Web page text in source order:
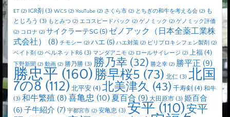
ET (2) IGR剤 (3) WCS (2) YouTube (2) さくら市 (2) とちぎの和牛を考える会 (2) も
とじろう (3) もとみつ (2) エコスピードパック (2) ゲノミック (2) ゲノミック評価
(2) コロナ (2) サイクラーテSG(5) ゼノアック（日本全薬工業株
式会社）
(8) チモシー (2) ハエ (5) ハエ対策 (2) ピリプロキシフェン製剤 (2)
ベイト剤 (2) ペルネットR6 (3) マンダアニモ (2) ロールサイレージ (2) 上福 (4)
下野新聞 (2) 動画 (2) 勝乃勝 (3) 勝乃幸 (32) 勝之幸 (2) 勝平正 (9)
勝忠平 (160)勝早桜5 (73) 北仁 (3) 北国
7の8 (112) 北平安 (4) 北美津久 (43) 千寿剣 (4) 和牛
(3) 和牛繁殖 (8) 喜亀忠 (10) 夏百合 (9) 大田原市 (3) 姫百合
(6) 子牛紹介 (7) 宇都宮市 (2) 安亀忠 (3) 安平(110)安平